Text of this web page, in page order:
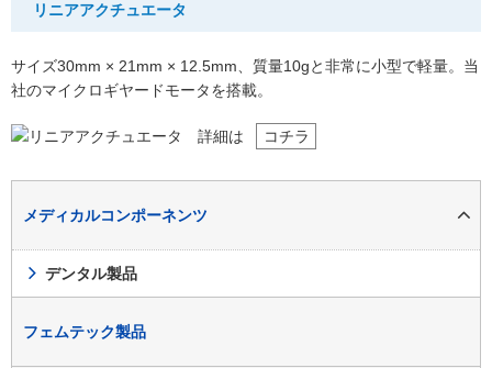
リニアアクチュエータ
サイズ30mm × 21mm × 12.5mm、質量10gと非常に小型で軽量。当
社のマイクロギヤードモータを搭載。
詳細は コチラ
メディカルコンポーネンツ
デンタル製品
フェムテック製品